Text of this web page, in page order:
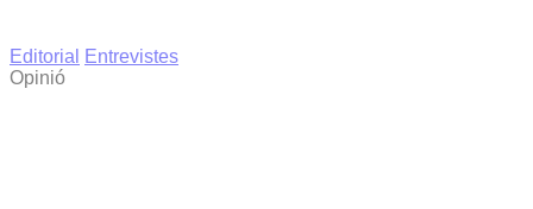
Editorial
Entrevistes
Opinió